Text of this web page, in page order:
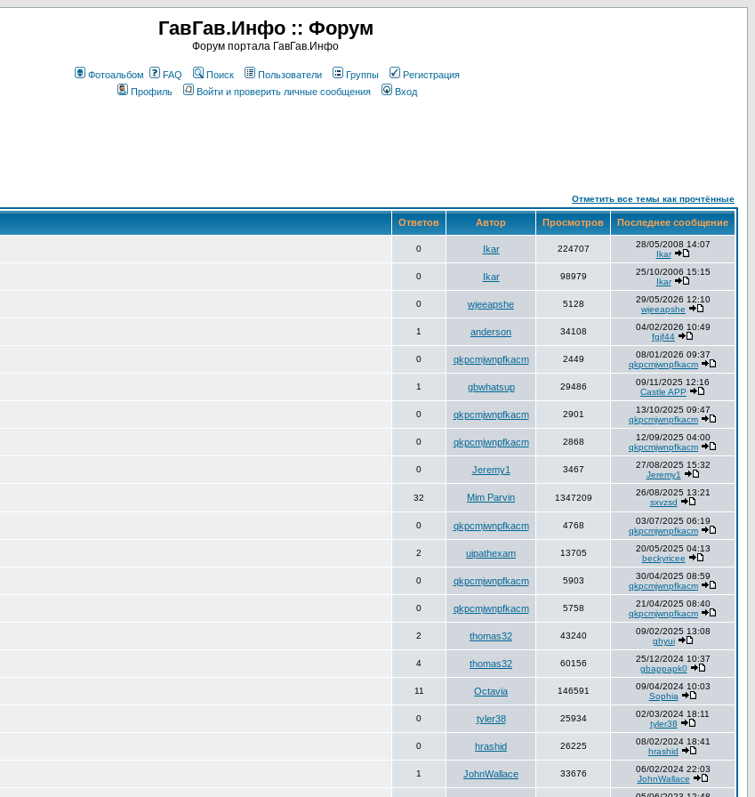
ГавГав.Инфо :: Форум
Форум портала ГавГав.Инфо
Фотоальбом FAQ Поиск Пользователи Группы
Регистрация
Профиль
Войти и проверить личные сообщения Вход
Отметить все темы как прочтённые
Ответов Автор Просмотров Последнее сообщение
0 Ikar 224707
28/05/2008 14:07
Ikar
0 Ikar 98979
25/10/2006 15:15
Ikar
0 wjeeapshe 5128
29/05/2026 12:10
wjeeapshe
1 anderson 34108
04/02/2026 10:49
fgjf44
0 qkpcmjwnpfkacm 2449
08/01/2026 09:37
qkpcmjwnpfkacm
1 gbwhatsup 29486
09/11/2025 12:16
Castle APP
0 qkpcmjwnpfkacm 2901
13/10/2025 09:47
qkpcmjwnpfkacm
0 qkpcmjwnpfkacm 2868
12/09/2025 04:00
qkpcmjwnpfkacm
0 Jeremy1 3467
27/08/2025 15:32
Jeremy1
32 Mim Parvin 1347209
26/08/2025 13:21
sxvzsd
0 qkpcmjwnpfkacm 4768
03/07/2025 06:19
qkpcmjwnpfkacm
2 uipathexam 13705
20/05/2025 04:13
beckyricee
0 qkpcmjwnpfkacm 5903
30/04/2025 08:59
qkpcmjwnpfkacm
0 qkpcmjwnpfkacm 5758
21/04/2025 08:40
qkpcmjwnpfkacm
2 thomas32 43240
09/02/2025 13:08
ghyui
4 thomas32 60156
25/12/2024 10:37
gbappapk0
11 Octavia 146591
09/04/2024 10:03
Sophia
0 tyler38 25934
02/03/2024 18:11
tyler38
0 hrashid 26225
08/02/2024 18:41
hrashid
1 JohnWallace 33676
06/02/2024 22:03
JohnWallace